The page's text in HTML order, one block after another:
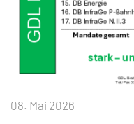
08. Mai 2026